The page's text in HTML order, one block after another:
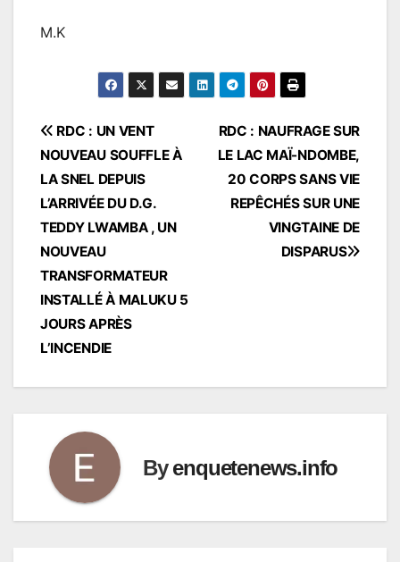
M.K
Navigation
de
l’article
RDC : NAUFRAGE SUR
LE LAC MAÏ-NDOMBE,
20 CORPS SANS VIE
REPÊCHÉS SUR UNE
VINGTAINE DE
DISPARUS
RDC : UN VENT
NOUVEAU SOUFFLE À
LA SNEL DEPUIS
L’ARRIVÉE DU D.G.
TEDDY LWAMBA , UN
NOUVEAU
TRANSFORMATEUR
INSTALLÉ À MALUKU 5
JOURS APRÈS
L’INCENDIE
Byenquetenews.info